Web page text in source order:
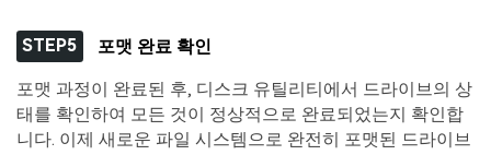
STEP5 포맷 완료 확인
포맷 과정이 완료된 후, 디스크 유틸리티에서 드라이브의 상
태를 확인하여 모든 것이 정상적으로 완료되었는지 확인합
니다. 이제 새로운 파일 시스템으로 완전히 포맷된 드라이브